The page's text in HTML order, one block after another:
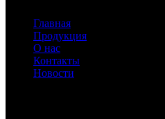
Главная
Продукция
О нас
Контакты
Новости